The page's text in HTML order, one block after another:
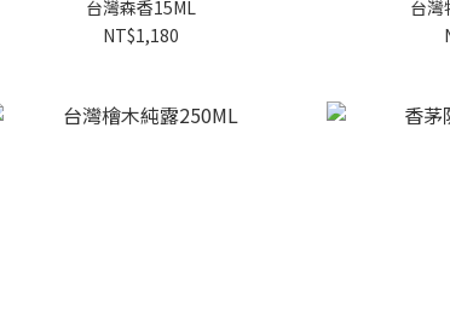
台灣森香15ML
NT$1,180
台灣